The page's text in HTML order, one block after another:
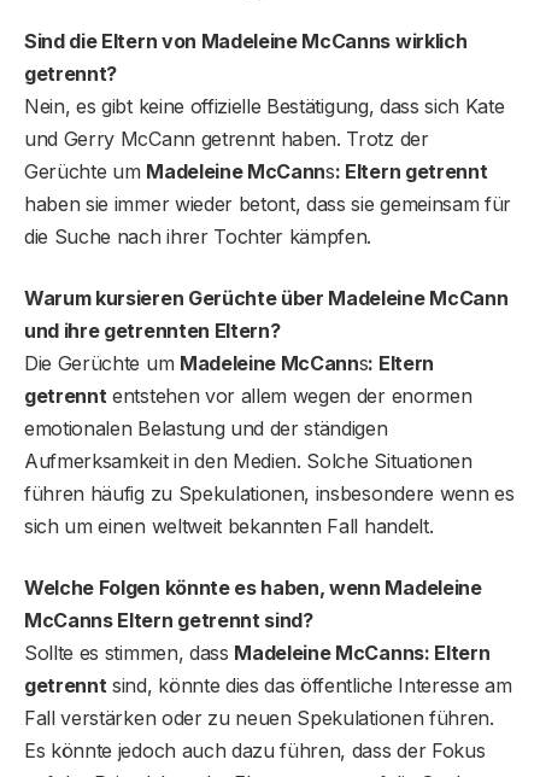
Sind die Eltern von Madeleine McCanns wirklich
getrennt?
Nein, es gibt keine offizielle Bestätigung, dass sich Kate
und Gerry McCann getrennt haben. Trotz der
Gerüchte um Madeleine McCanns: Eltern getrennt
haben sie immer wieder betont, dass sie gemeinsam für
die Suche nach ihrer Tochter kämpfen.
Warum kursieren Gerüchte über Madeleine McCann
und ihre getrennten Eltern?
Die Gerüchte um Madeleine McCanns: Eltern
getrennt entstehen vor allem wegen der enormen
emotionalen Belastung und der ständigen
Aufmerksamkeit in den Medien. Solche Situationen
führen häufig zu Spekulationen, insbesondere wenn es
sich um einen weltweit bekannten Fall handelt.
Welche Folgen könnte es haben, wenn Madeleine
McCanns Eltern getrennt sind?
Sollte es stimmen, dass Madeleine McCanns: Eltern
getrennt sind, könnte dies das öffentliche Interesse am
Fall verstärken oder zu neuen Spekulationen führen.
Es könnte jedoch auch dazu führen, dass der Fokus